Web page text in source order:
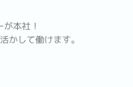
本社！
かして働けます。